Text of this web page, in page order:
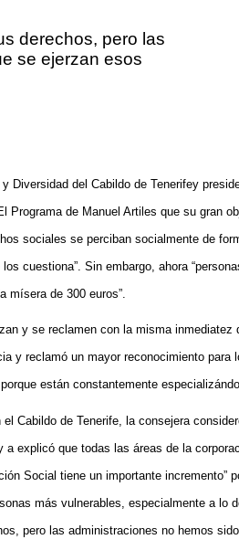
derechos, pero las
se ejerzan esos
y Diversidaddel Cabildo de Tenerifey
Programa de Manuel Artiles que su gran
sociales seperciban socialmente de
cuestiona”. Sin embargo, ahora
mísera de 300 euros”.
y se reclamen con la misma inmediatez
y reclamó un mayor reconocimiento para
están constantemente
Cabildo de Tenerife, la consejera
explicó que todas las áreas de la
Social tiene un importante incremento”
más vulnerables, especialmente a lo
pero las administraciones no hemos